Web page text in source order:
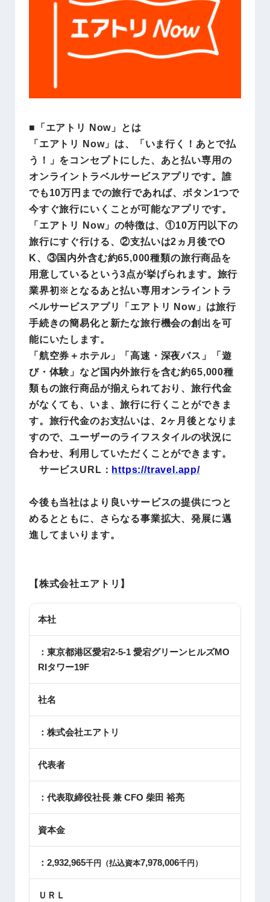
■「エアトリ Now」とは
「エアトリ Now」は、「いま行く！あとで払
う！」をコンセプトにした、あと払い専用の
オンライントラベルサービスアプリです。誰
でも10万円までの旅行であれば、ボタン1つで
今すぐ旅行にいくことが可能なアプリです。
「エアトリ Now」の特徴は、①10万円以下の
旅行にすぐ行ける、②支払いは2ヵ月後でO
K、③国内外含む約65,000種類の旅行商品を
用意しているという3点が挙げられます。旅行
業界初※となるあと払い専用オンライントラ
ベルサービスアプリ「エアトリ Now」は旅行
手続きの簡易化と新たな旅行機会の創出を可
能にいたします。
「航空券＋ホテル」「高速・深夜バス」「遊
び・体験」など国内外旅行を含む約65,000種
類もの旅行商品が揃えられており、旅行代金
がなくても、いま、旅行に行くことができま
す。旅行代金のお支払いは、2ヶ月後となりま
すので、ユーザーのライフスタイルの状況に
合わせ、利用していただくことができます。
サービスURL： https://travel.app/
今後も当社はより良いサービスの提供につと
めるとともに、さらなる事業拡大、発展に邁
進してまいります。
【株式会社エアトリ】
本社
：東京都港区愛宕2-5-1 愛宕グリーンヒルズMO
RIタワー19F
社名
：株式会社エアトリ
代表者
：代表取締役社長 兼 CFO 柴田 裕亮
資本金
：2,932,965千円（払込資本7,978,006千円）
ＵＲＬ